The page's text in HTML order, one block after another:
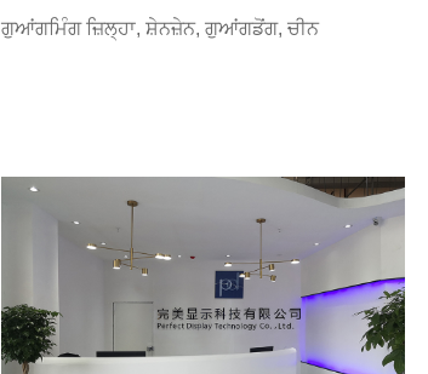
ਗੁਆਂਗਮਿੰਗ ਜ਼ਿਲ੍ਹਾ, ਸ਼ੇਨਜ਼ੇਨ, ਗੁਆਂਗਡੋਂਗ, ਚੀਨ